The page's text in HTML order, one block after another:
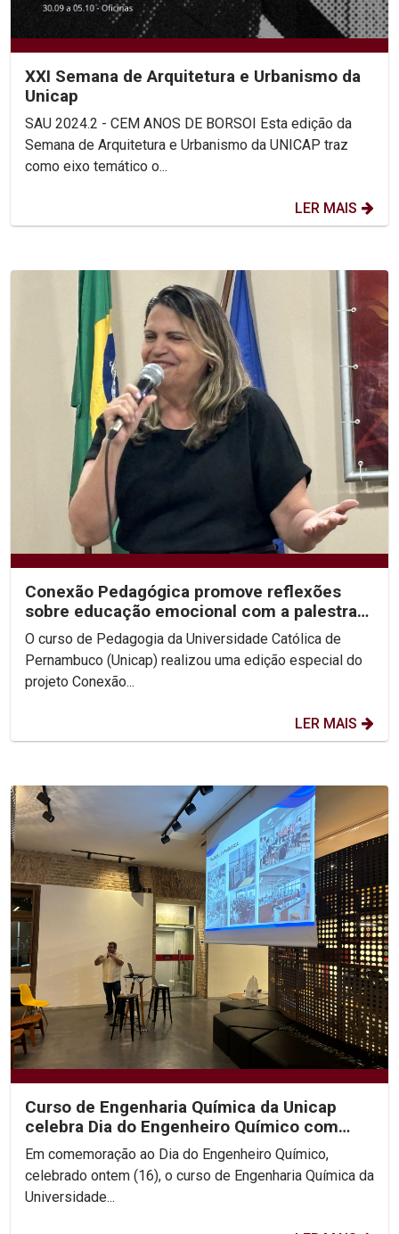
XXI Semana de Arquitetura e Urbanismo da
Unicap
SAU 2024.2 - CEM ANOS DE BORSOI Esta edição da
Semana de Arquitetura e Urbanismo da UNICAP traz
como eixo temático o...
LER MAIS
Conexão Pedagógica promove reflexões
sobre educação emocional com a palestra
"Cuidar de Si"
O curso de Pedagogia da Universidade Católica de
Pernambuco (Unicap) realizou uma edição especial do
projeto Conexão...
LER MAIS
Curso de Engenharia Química da Unicap
celebra Dia do Engenheiro Químico com
roda de diálogo sobre...
Em comemoração ao Dia do Engenheiro Químico,
celebrado ontem (16), o curso de Engenharia Química da
Universidade...